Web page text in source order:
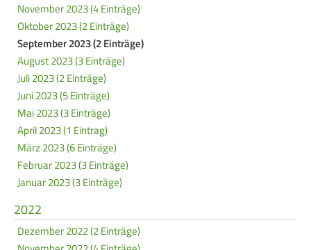
November 2023 (4 Einträge)
Oktober 2023 (2 Einträge)
September 2023 (2 Einträge)
August 2023 (3 Einträge)
Juli 2023 (2 Einträge)
Juni 2023 (5 Einträge)
Mai 2023 (3 Einträge)
April 2023 (1 Eintrag)
März 2023 (6 Einträge)
Februar 2023 (3 Einträge)
Januar 2023 (3 Einträge)
2022
Dezember 2022 (2 Einträge)